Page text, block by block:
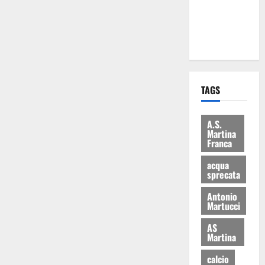
TAGS
A.S.
Martina
Franca
acqua
sprecata
Antonio
Martucci
AS
Martina
calcio